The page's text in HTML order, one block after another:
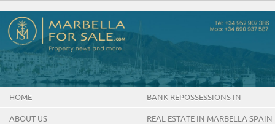
HOME BANK REPOSSESSIONS IN
MARBELLA SPAIN
ABOUT US REAL ESTATE IN MARBELLA SPAIN